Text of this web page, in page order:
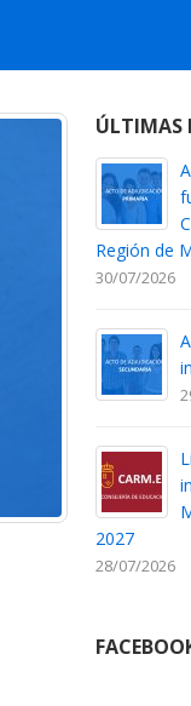
ÚLTIMAS
Región de
30/07/2026
2027
28/07/2026